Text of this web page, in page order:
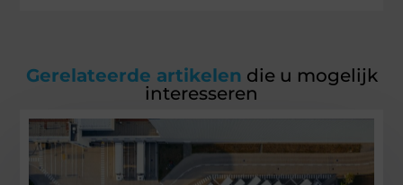
Gerelateerde artikelen die u mogelijk
interesseren